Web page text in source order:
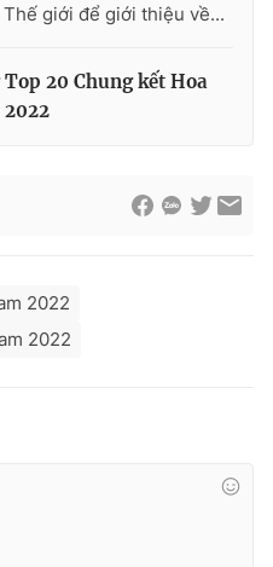
giới để giới thiệu về...
20 Chung kết Hoa
2022
2022
2022